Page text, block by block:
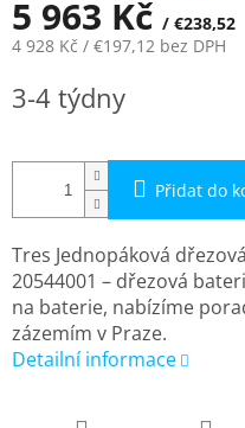
5 963 Kč / €238,52
4 928 Kč / €197,12 bez DPH
cena:
3-4 týdny
Přidat do
Tres Jednopáková
20544001 – dřezová
na baterie, nabízíme
zázemím v Praze.
Detailní informace